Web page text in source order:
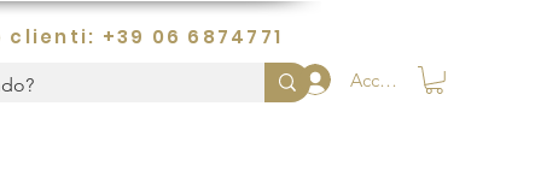
+39 06 6874771
Accedi